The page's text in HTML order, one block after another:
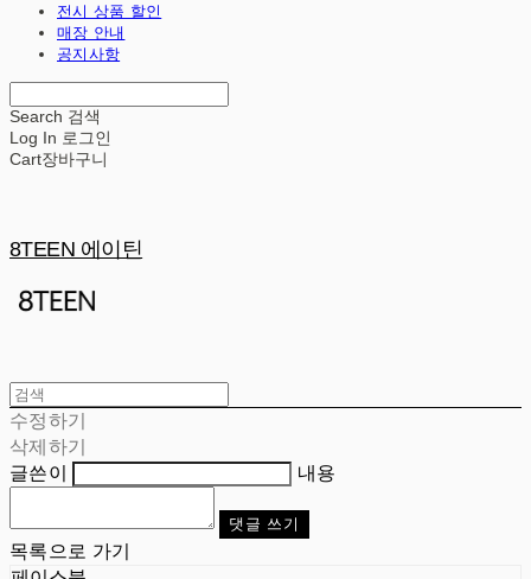
전시 상품 할인
매장 안내
공지사항
Search 검색
Log In 로그인
Cart장바구니
8TEEN 에이틴
수정하기
삭제하기
글쓴이
내용
댓글 쓰기
목록으로 가기